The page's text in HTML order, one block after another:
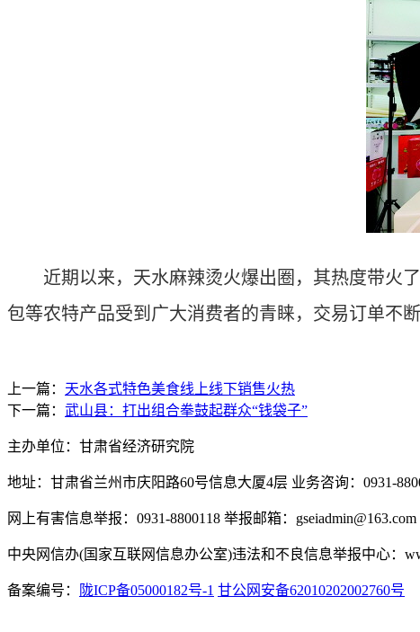
近期以来，天水麻辣烫火爆出圈，其热度带火了
包等农特产品受到广大消费者的青睐，交易订单不
上一篇： 天水各式特色美食线上线下销售火热
下一篇： 武山县：打出组合拳鼓起群众“钱袋子”
主办单位：甘肃省经济研究院
地址：甘肃省兰州市庆阳路60号信息大厦4层 业务咨询：0931-
网上有害信息举报：0931-8800118 举报邮箱：gseiadmin@163.com
中央网信办(国家互联网信息办公室)违法和不良信息举报中心：
备案编号： 陇ICP备05000182号-1 甘公网安备62010202002760号